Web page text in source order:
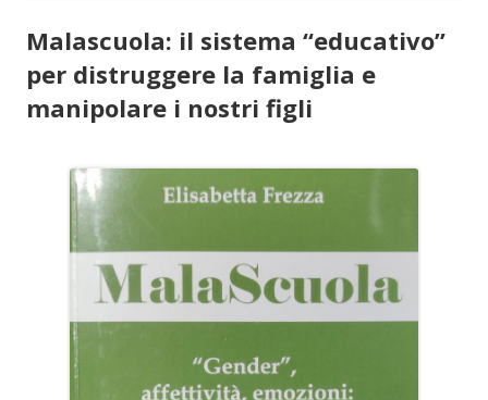
Malascuola: il sistema “educativo”
per distruggere la famiglia e
manipolare i nostri figli